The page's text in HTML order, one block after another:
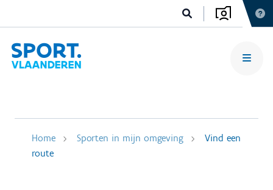
Home Sporten in mijn omgeving
Vind een
route